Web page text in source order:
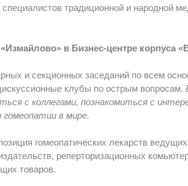
традиционной и народной
в Бизнес-центре корпуса
и секционных заседаний по всем
клубы по острым вопросам.
с коллегами, познакомиться с
гомеопатии в мире.
гомеопатических лекарств
реперторизационных
товаров.